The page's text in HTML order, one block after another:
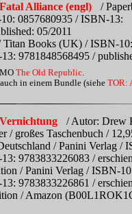
Alliance (engl)
/
0857680935 / ISBN-13:
05/2011
Titan Books (UK) / ISBN-
9781848568495 /
The Old Republic.
in einem Bundle (sieheTOR:
/ Autor: Drew
/ großes Taschenbuch /
/ Panini Verlag /
9783833226083 /
/ Panini Verlag / ISBN-
9783833226861 /
/ Amazon